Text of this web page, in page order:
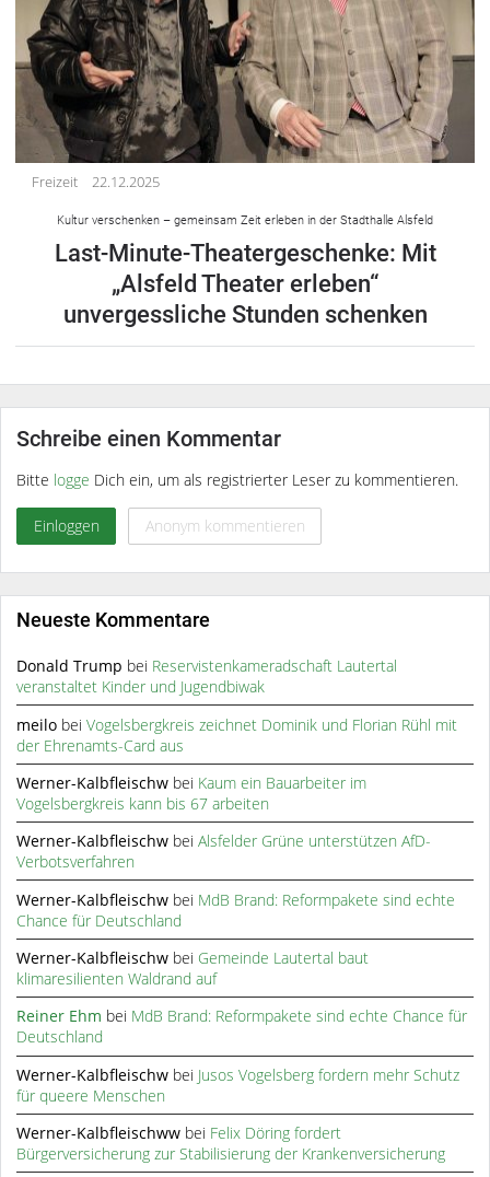
Freizeit 22.12.2025
Kultur verschenken – gemeinsam Zeit erleben in der Stadthalle Alsfeld
Last-Minute-Theatergeschenke: Mit
„Alsfeld Theater erleben“
unvergessliche Stunden schenken
Schreibe einen Kommentar
Bitte logge Dich ein, um als registrierter Leser zu kommentieren.
Einloggen Anonym kommentieren
Neueste Kommentare
Donald Trump bei Reservistenkameradschaft Lautertal
veranstaltet Kinder und Jugendbiwak
meilo beiVogelsbergkreis zeichnet Dominik und Florian Rühl mit
der Ehrenamts-Card aus
Werner-Kalbfleischw bei Kaum ein Bauarbeiter im
Vogelsbergkreis kann bis 67 arbeiten
Werner-Kalbfleischw beiAlsfelder Grüne unterstützen AfD-
Verbotsverfahren
Werner-Kalbfleischw bei MdB Brand: Reformpakete sind echte
Chance für Deutschland
Werner-Kalbfleischw bei Gemeinde Lautertal baut
klimaresilienten Waldrand auf
Reiner Ehm bei MdB Brand: Reformpakete sind echte Chance für
Deutschland
Werner-Kalbfleischw bei Jusos Vogelsberg fordern mehr Schutz
für queere Menschen
Werner-Kalbfleischww bei Felix Döring fordert
Bürgerversicherung zur Stabilisierung der Krankenversicherung